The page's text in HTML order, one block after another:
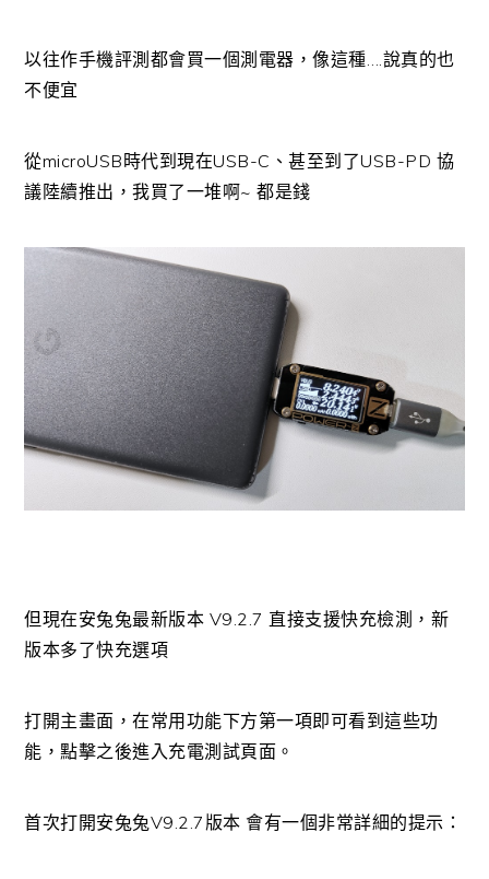
以往作手機評測都會買一個測電器，像這種….說真的也
不便宜
從microUSB時代到現在USB-C、甚至到了USB-PD 協
議陸續推出，我買了一堆啊~ 都是錢
但現在安兔兔最新版本 V9.2.7 直接支援快充檢測，新
版本多了快充選項
打開主畫面，在常用功能下方第一項即可看到這些功
能，點擊之後進入充電測試頁面。
首次打開安兔兔V9.2.7版本 會有一個非常詳細的提示：